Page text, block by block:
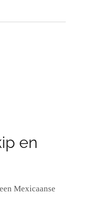
en
Mexicaanse